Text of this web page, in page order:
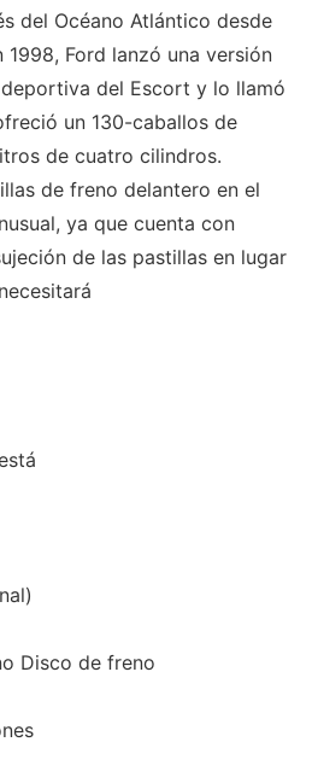
del Océano Atlántico desde
1998, Ford lanzó una versión
del Escort y lo llamó
un 130-caballos de
de cuatro cilindros.
de freno delantero en el
ya que cuenta con
de las pastillas en lugar
Disco de freno